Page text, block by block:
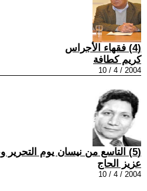
(4) فقهاء الأجراس
كريم كطافة
2004 / 4 / 10
(5) التاسع من نيسان يوم التحرير وعيد العراق
عزيز الحاج
2004 / 4 / 10